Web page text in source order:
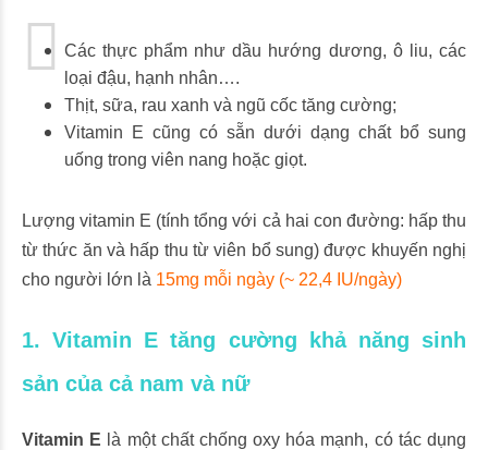
Các thực phẩm như dầu hướng dương, ô liu, các
loại đậu, hạnh nhân….
Thịt, sữa, rau xanh và ngũ cốc tăng cường;
Vitamin E cũng có sẵn dưới dạng chất bổ sung
uống trong viên nang hoặc giọt.
Lượng vitamin E (tính tổng với cả hai con đường: hấp thu
từ thức ăn và hấp thu từ viên bổ sung) được khuyến nghị
cho người lớn là 15mg mỗi ngày (~ 22,4 IU/ngày)
1. Vitamin E tăng cường khả năng sinh
sản của cả nam và nữ
Vitamin E là một chất chống oxy hóa mạnh, có tác dụng